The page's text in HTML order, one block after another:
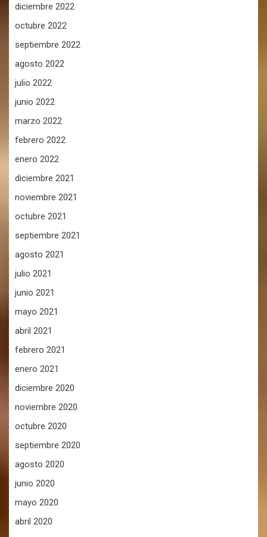
diciembre 2022
octubre 2022
septiembre 2022
agosto 2022
julio 2022
junio 2022
marzo 2022
febrero 2022
enero 2022
diciembre 2021
noviembre 2021
octubre 2021
septiembre 2021
agosto 2021
julio 2021
junio 2021
mayo 2021
abril 2021
febrero 2021
enero 2021
diciembre 2020
noviembre 2020
octubre 2020
septiembre 2020
agosto 2020
junio 2020
mayo 2020
abril 2020